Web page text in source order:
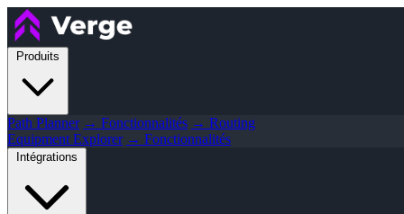
Produits
Path Planner → Fonctionnalités → Routing
Equipment Explorer → Fonctionnalités
Intégrations